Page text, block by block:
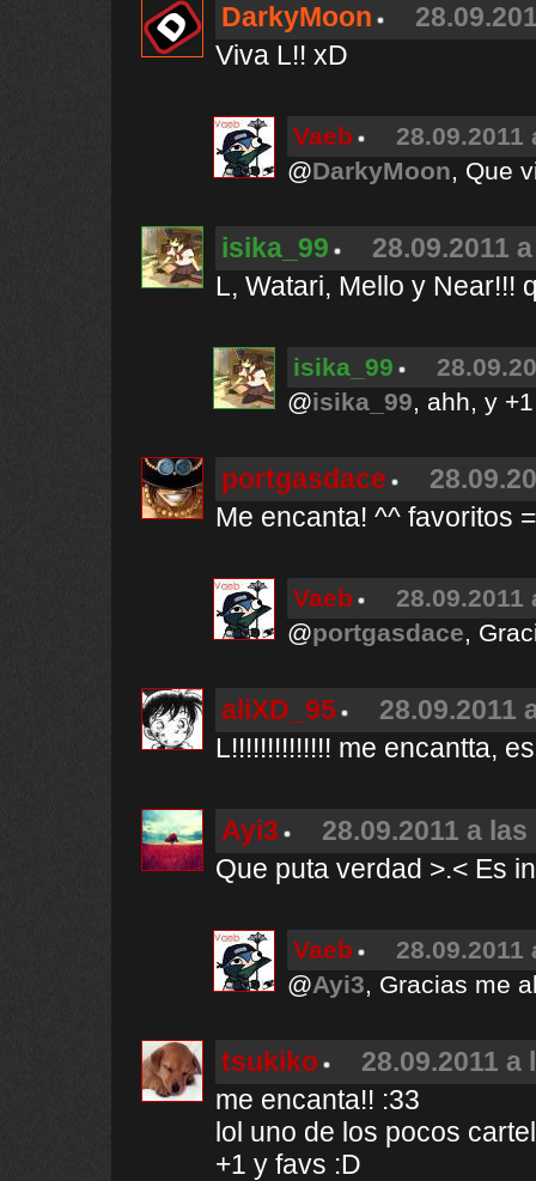
DarkyMoon
Viva L!! xD
Vaeb
28.09.2011
@DarkyMoon, Que
isika_99
28.09.2011
L, Watari, Mello y Near!!!
isika_99
@isika_99, ahh, y
portgasdace
Me encanta! ^^ favoritos
Vaeb
28.09.2011
@portgasdace,
aliXD_95
28.09.2011
L!!!!!!!!!!!!!! me encantta,
Ayi3
28.09.2011 a
Que puta verdad >.< Es
Vaeb
28.09.2011
@Ayi3, Gracias me
tsukiko
28.09.2011 a
me encanta!! :33
lol uno de los pocos
+1 y favs :D